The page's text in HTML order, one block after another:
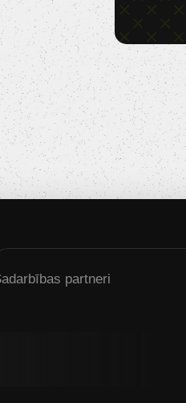
partneri